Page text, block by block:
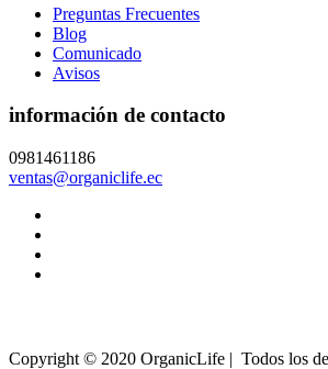
Preguntas Frecuentes
Blog
Comunicado
Avisos
información de contacto
0981461186
ventas@organiclife.ec
Copyright © 2020 OrganicLife | Todos los